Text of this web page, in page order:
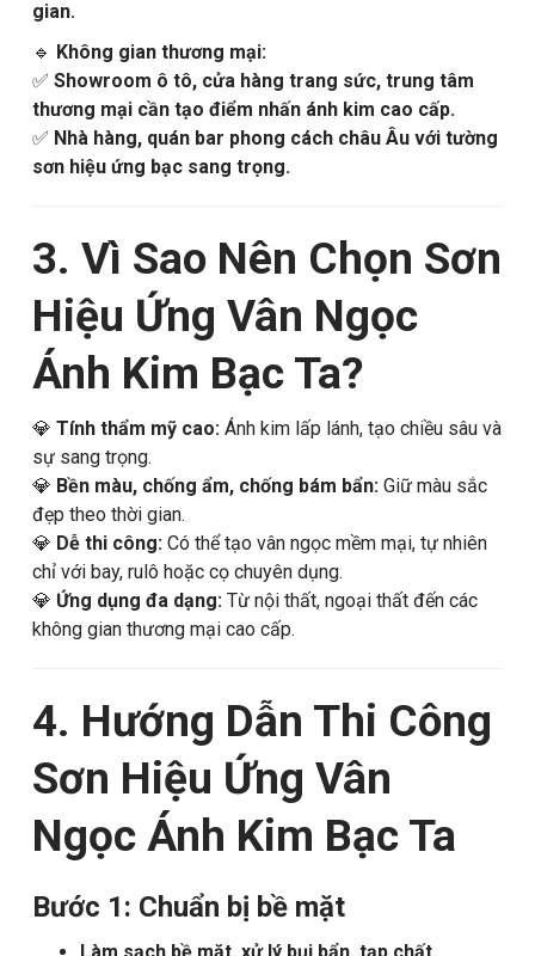
gian.
🔹 Không gian thương mại:
✅ Showroom ô tô, cửa hàng trang sức, trung tâm
thương mại cần tạo điểm nhấn ánh kim cao cấp.
✅ Nhà hàng, quán bar phong cách châu Âu với tường
sơn hiệu ứng bạc sang trọng.
3. Vì Sao Nên Chọn Sơn
Hiệu Ứng Vân Ngọc
Ánh Kim Bạc Ta?
💎 Tính thẩm mỹ cao: Ánh kim lấp lánh, tạo chiều sâu và
sự sang trọng.
💎 Bền màu, chống ẩm, chống bám bẩn: Giữ màu sắc
đẹp theo thời gian.
💎 Dễ thi công: Có thể tạo vân ngọc mềm mại, tự nhiên
chỉ với bay, rulô hoặc cọ chuyên dụng.
💎 Ứng dụng đa dạng: Từ nội thất, ngoại thất đến các
không gian thương mại cao cấp.
4. Hướng Dẫn Thi Công
Sơn Hiệu Ứng Vân
Ngọc Ánh Kim Bạc Ta
Bước 1: Chuẩn bị bề mặt